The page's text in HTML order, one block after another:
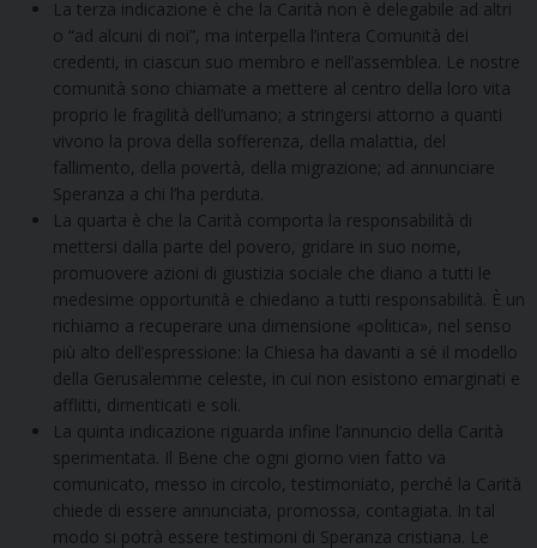
La terza indicazione è che la Carità non è delegabile ad altri
o “ad alcuni di noi”, ma interpella l’intera Comunità dei
credenti, in ciascun suo membro e nell’assemblea. Le nostre
comunità sono chiamate a mettere al centro della loro vita
proprio le fragilità dell’umano; a stringersi attorno a quanti
vivono la prova della sofferenza, della malattia, del
fallimento, della povertà, della migrazione; ad annunciare
Speranza a chi l’ha perduta.
La quarta è che la Carità comporta la responsabilità di
mettersi dalla parte del povero, gridare in suo nome,
promuovere azioni di giustizia sociale che diano a tutti le
medesime opportunità e chiedano a tutti responsabilità. È un
richiamo a recuperare una dimensione «politica», nel senso
più alto dell’espressione: la Chiesa ha davanti a sé il modello
della Gerusalemme celeste, in cui non esistono emarginati e
afflitti, dimenticati e soli.
La quinta indicazione riguarda infine l’annuncio della Carità
sperimentata. Il Bene che ogni giorno vien fatto va
comunicato, messo in circolo, testimoniato, perché la Carità
chiede di essere annunciata, promossa, contagiata. In tal
modo si potrà essere testimoni di Speranza cristiana. Le